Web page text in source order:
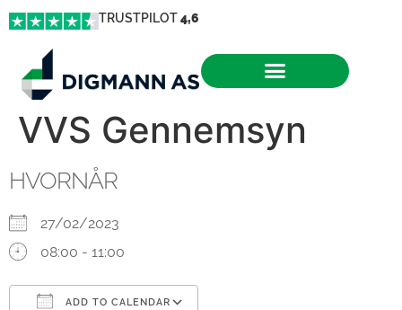
TRUSTPILOT4,6
VVS Gennemsyn
HVORNÅR
27/02/2023
08:00 - 11:00
ADD TO CALENDAR